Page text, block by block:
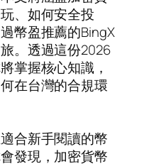
、如何安全投
幣盈推薦的BingX
。透過這份2026
掌握核心知識，
在台灣的合規環
合新手閱讀的幣
發現，加密貨幣